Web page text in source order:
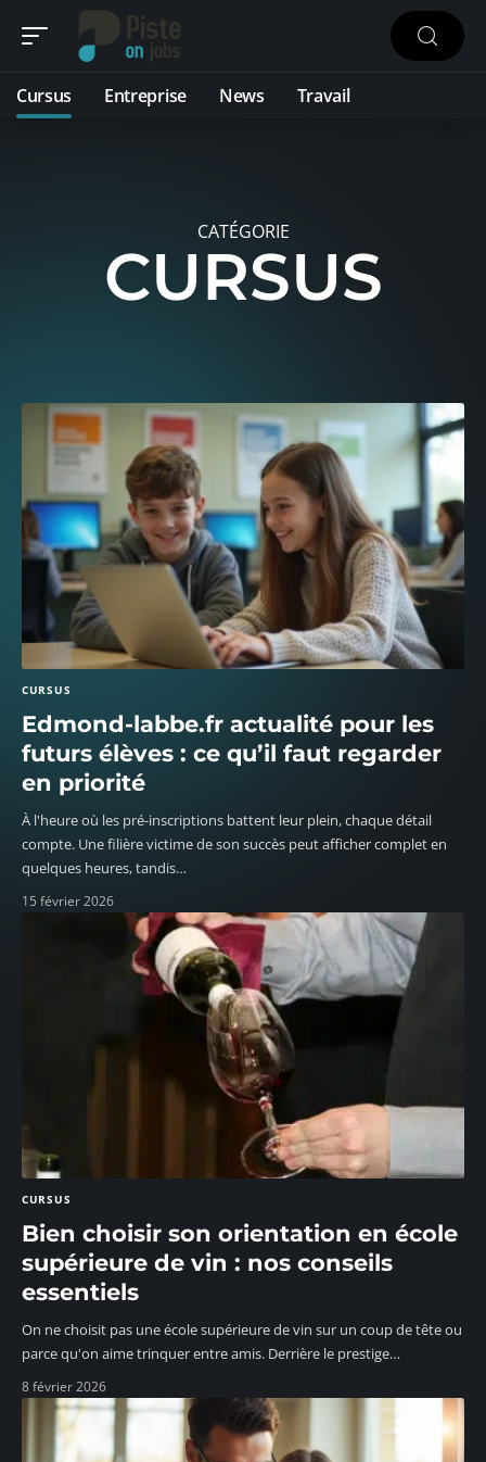
Cursus Entreprise News Travail
CATÉGORIE
CURSUS
CURSUS
Edmond-labbe.fr actualité pour les
futurs élèves : ce qu’il faut regarder
en priorité
À l'heure où les pré-inscriptions battent leur plein, chaque détail
compte. Une filière victime de son succès peut afficher complet en
quelques heures, tandis…
15 février 2026
CURSUS
Bien choisir son orientation en école
supérieure de vin : nos conseils
essentiels
On ne choisit pas une école supérieure de vin sur un coup de tête ou
parce qu'on aime trinquer entre amis. Derrière le prestige…
8 février 2026